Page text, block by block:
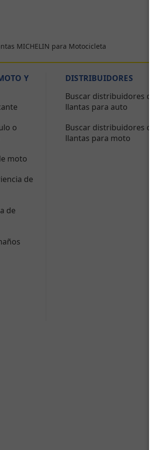
MICHELIN para Motocicleta
Y
o
moto
de
de
DISTRIBUIDORES
Buscar distribuidores de
llantas para auto
Buscar distribuidores de
llantas para moto